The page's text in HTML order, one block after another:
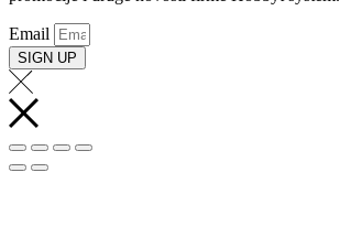
Email
SIGN UP